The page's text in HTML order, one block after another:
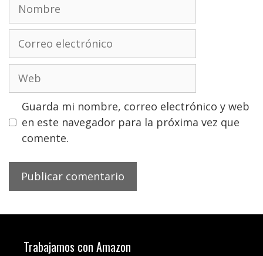
electrónico
Guarda mi nombre, correo electrónico y web
en este navegador para la próxima vez que
comente.
Trabajamos con Amazon